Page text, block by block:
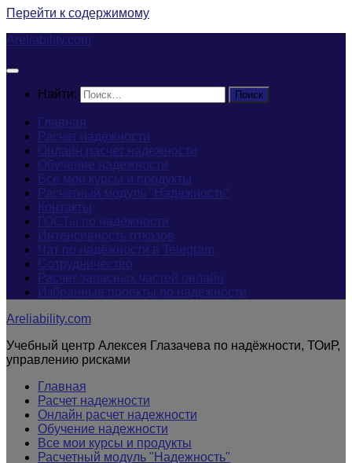
Перейти к содержимому
Areliability.com
Найти:
Главная
Расчет надежности
Онлайн расчет надежности
Обучение надежности
Все мои курсы и продукты
Расчетный модуль "Надежность"
Контакты
ГОСТы по надёжности
Интенсивность отказов
Чат по надёжности в Telegram
Сотрудничество
Расчет запасных частей онлайн
Избранные проекты по надёжности
Areliability.com
Учебный центр Алексея Глазачева по надёжности, ТОиР,
управлению рисками
Главная
Расчет надежности
Онлайн расчет надежности
Обучение надежности
Все мои курсы и продукты
Расчетный модуль "Надежность"